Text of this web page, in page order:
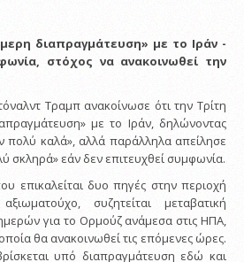
διαπραγμάτευση» με το Ιράν -
στόχος να ανακοινωθεί την
Τραμπ ανακοίνωσε ότι την Τρίτη
με το Ιράν, δηλώνοντας
πολύ καλά», αλλά παράλληλα απείλησε
σκληρά» εάν δεν επιτευχθεί συμφωνία.
επικαλείται δυο πηγές στην περιοχή
συζητείται μεταβατική
για το Ορμούζ ανάμεσα στις ΗΠΑ,
θα ανακοινωθεί τις επόμενες ώρες.
υπό διαπραγμάτευση εδώ και